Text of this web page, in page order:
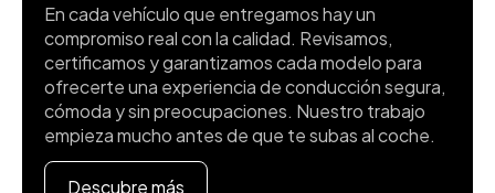
En cada vehículo que entregamos hay un
compromiso real con la calidad. Revisamos,
certificamos y garantizamos cada modelo para
ofrecerte una experiencia de conducción segura,
cómoda y sin preocupaciones. Nuestro trabajo
empieza mucho antes de que te subas al coche.
Descubre más